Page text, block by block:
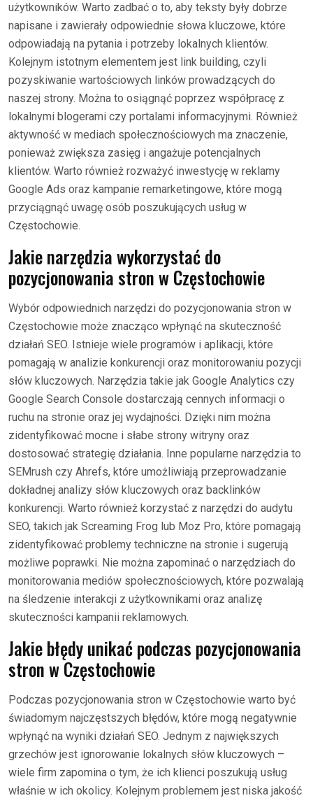
użytkowników. Warto zadbać o to, aby teksty były dobrze
napisane i zawierały odpowiednie słowa kluczowe, które
odpowiadają na pytania i potrzeby lokalnych klientów.
Kolejnym istotnym elementem jest link building, czyli
pozyskiwanie wartościowych linków prowadzących do
naszej strony. Można to osiągnąć poprzez współpracę z
lokalnymi blogerami czy portalami informacyjnymi. Również
aktywność w mediach społecznościowych ma znaczenie,
ponieważ zwiększa zasięg i angażuje potencjalnych
klientów. Warto również rozważyć inwestycję w reklamy
Google Ads oraz kampanie remarketingowe, które mogą
przyciągnąć uwagę osób poszukujących usług w
Częstochowie.
Jakie narzędzia wykorzystać do
pozycjonowania stron w Częstochowie
Wybór odpowiednich narzędzi do pozycjonowania stron w
Częstochowie może znacząco wpłynąć na skuteczność
działań SEO. Istnieje wiele programów i aplikacji, które
pomagają w analizie konkurencji oraz monitorowaniu pozycji
słów kluczowych. Narzędzia takie jak Google Analytics czy
Google Search Console dostarczają cennych informacji o
ruchu na stronie oraz jej wydajności. Dzięki nim można
zidentyfikować mocne i słabe strony witryny oraz
dostosować strategię działania. Inne popularne narzędzia to
SEMrush czy Ahrefs, które umożliwiają przeprowadzanie
dokładnej analizy słów kluczowych oraz backlinków
konkurencji. Warto również korzystać z narzędzi do audytu
SEO, takich jak Screaming Frog lub Moz Pro, które pomagają
zidentyfikować problemy techniczne na stronie i sugerują
możliwe poprawki. Nie można zapominać o narzędziach do
monitorowania mediów społecznościowych, które pozwalają
na śledzenie interakcji z użytkownikami oraz analizę
skuteczności kampanii reklamowych.
Jakie błędy unikać podczas pozycjonowania
stron w Częstochowie
Podczas pozycjonowania stron w Częstochowie warto być
świadomym najczęstszych błędów, które mogą negatywnie
wpłynąć na wyniki działań SEO. Jednym z największych
grzechów jest ignorowanie lokalnych słów kluczowych –
wiele firm zapomina o tym, że ich klienci poszukują usług
właśnie w ich okolicy. Kolejnym problemem jest niska jakość